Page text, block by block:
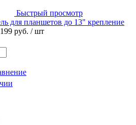
Быстрый просмотр
для планшетов до 13" крепление
руб. / шт